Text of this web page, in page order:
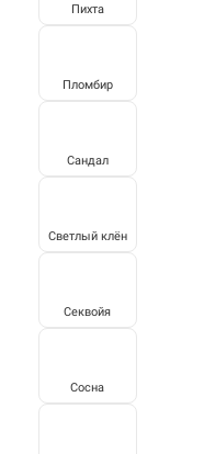
Пихта
Пломбир
Сандал
Светлый клён
Секвойя
Сосна